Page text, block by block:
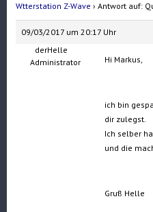
Wtterstation Z-Wave › Antwort auf:
09/03/2017 um 20:17 Uhr
derHelle
Administrator
Hi Markus,
ich bin
dir zulegst.
Ich selber
und die
Gruß Helle